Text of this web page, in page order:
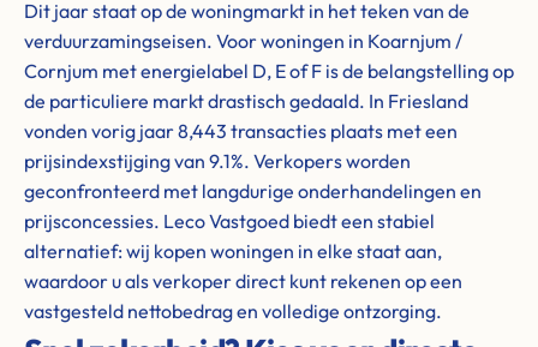
Dit jaar staat op de woningmarkt in het teken van de
verduurzamingseisen. Voor woningen in Koarnjum /
Cornjum met energielabel D, E of F is de belangstelling op
de particuliere markt drastisch gedaald. In Friesland
vonden vorig jaar 8,443 transacties plaats met een
prijsindexstijging van 9.1%. Verkopers worden
geconfronteerd met langdurige onderhandelingen en
prijsconcessies. Leco Vastgoed biedt een stabiel
alternatief: wij kopen woningen in elke staat aan,
waardoor u als verkoper direct kunt rekenen op een
vastgesteld nettobedrag en volledige ontzorging.